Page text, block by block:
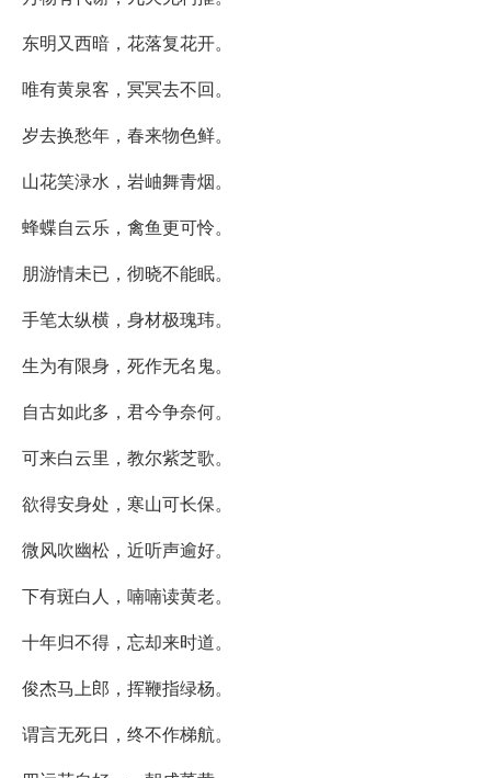
东明又西暗，花落复花开。
唯有黄泉客，冥冥去不回。
岁去换愁年，春来物色鲜。
山花笑渌水，岩岫舞青烟。
蜂蝶自云乐，禽鱼更可怜。
朋游情未已，彻晓不能眠。
手笔太纵横，身材极瑰玮。
生为有限身，死作无名鬼。
自古如此多，君今争奈何。
可来白云里，教尔紫芝歌。
欲得安身处，寒山可长保。
微风吹幽松，近听声逾好。
下有斑白人，喃喃读黄老。
十年归不得，忘却来时道。
俊杰马上郎，挥鞭指绿杨。
谓言无死日，终不作梯航。